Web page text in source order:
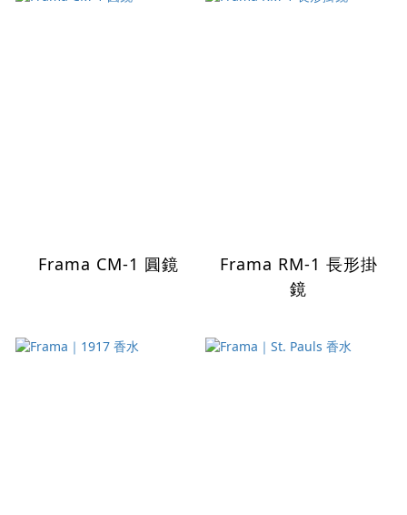
Frama CM-1 圓鏡
Frama RM-1 長形掛
鏡